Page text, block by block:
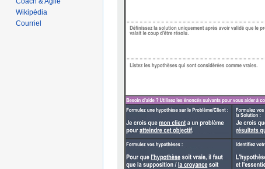
Wikipédia
Courriel